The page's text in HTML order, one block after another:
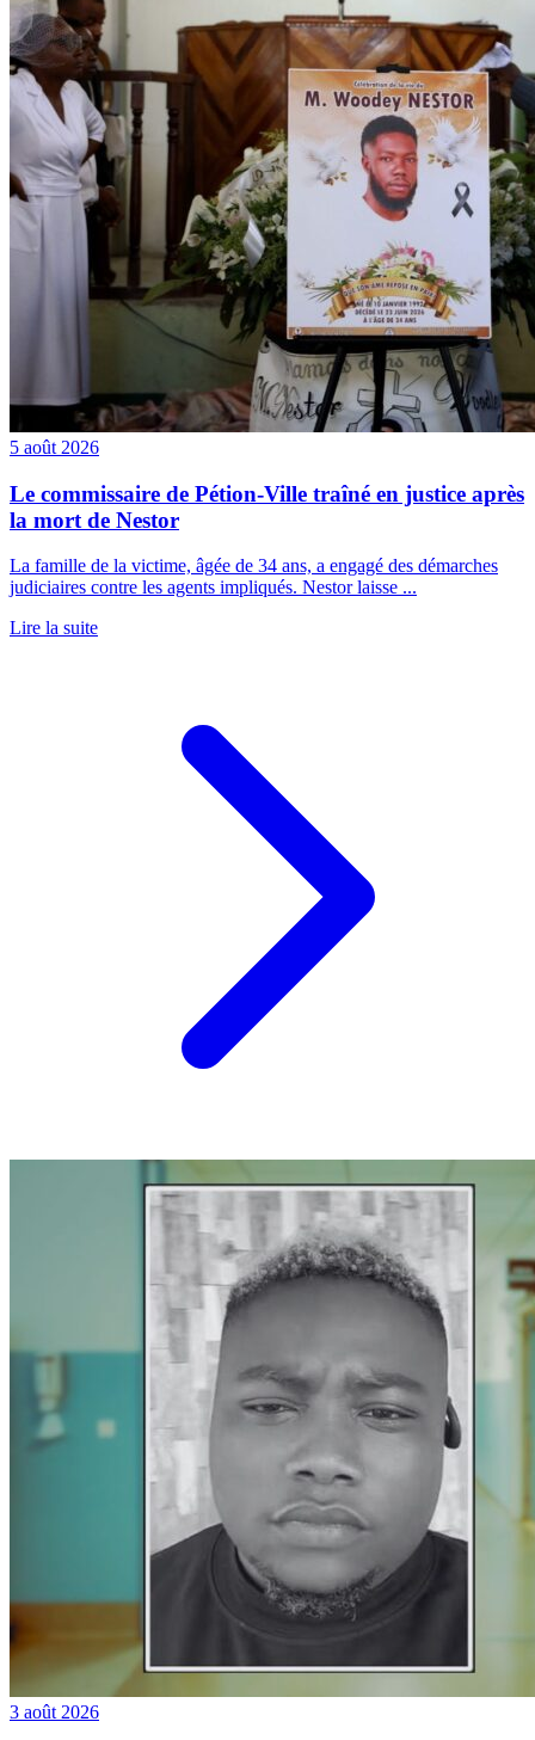
5 août 2026
Le commissaire de Pétion-Ville traîné en justice après
la mort de Nestor
La famille de la victime, âgée de 34 ans, a engagé des démarches
judiciaires contre les agents impliqués. Nestor laisse ...
Lire la suite
3 août 2026